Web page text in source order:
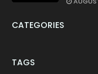
CATEGORIES
TAGS